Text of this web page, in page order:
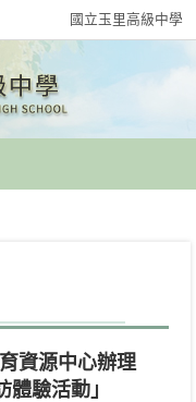
國立玉里高級中學
資源中心辦理
驗活動」